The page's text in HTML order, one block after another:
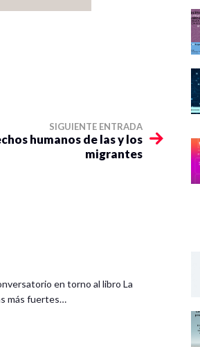
SIGUIENTE ENTRADA
humanos de las y los
migrantes
en torno al libro La
más fuertes…